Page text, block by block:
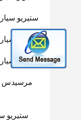
ستيريو
ستيريو
ستيريو
مرسيدس
ستيريو